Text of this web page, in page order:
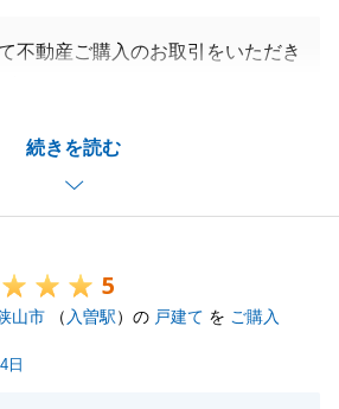
続きを読む
不動産ご購入のお取引をいただき
力をいただき誠にありがとうござ
での生活をお楽しみくださいま
関するご相談事項がございました
ださいませ。
5
山市 （ 入曽駅）の 戸建て を ご購入
日